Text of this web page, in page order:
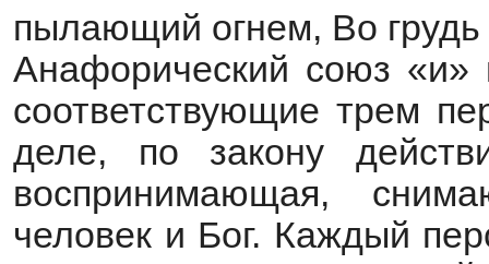
пылающий огнем, Во грудь
Анафорический союз «и»
соответствующие трем
деле, по закону
воспринимающая,
человек и Бог. Каждый